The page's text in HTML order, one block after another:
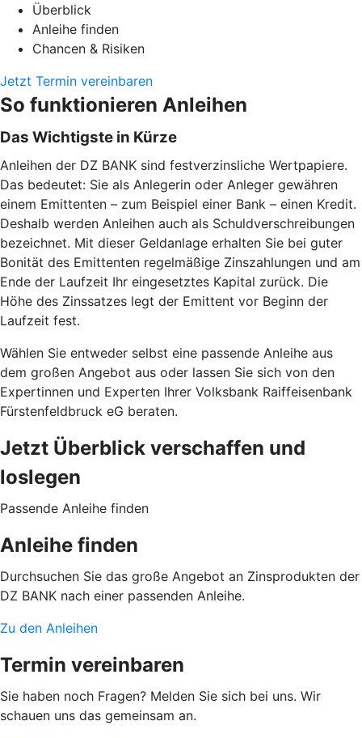
Überblick
Anleihe finden
Chancen & Risiken
Jetzt Termin vereinbaren
So funktionieren Anleihen
Das Wichtigste in Kürze
Anleihen der DZ BANK sind festverzinsliche Wertpapiere.
Das bedeutet: Sie als Anlegerin oder Anleger gewähren
einem Emittenten – zum Beispiel einer Bank – einen Kredit.
Deshalb werden Anleihen auch als Schuldverschreibungen
bezeichnet. Mit dieser Geldanlage erhalten Sie bei guter
Bonität des Emittenten regelmäßige Zinszahlungen und am
Ende der Laufzeit Ihr eingesetztes Kapital zurück. Die
Höhe des Zinssatzes legt der Emittent vor Beginn der
Laufzeit fest.
Wählen Sie entweder selbst eine passende Anleihe aus
dem großen Angebot aus oder lassen Sie sich von den
Expertinnen und Experten Ihrer Volksbank Raiffeisenbank
Fürstenfeldbruck eG beraten.
Jetzt Überblick verschaffen und
loslegen
Passende Anleihe finden
Anleihe finden
Durchsuchen Sie das große Angebot an Zinsprodukten der
DZ BANK nach einer passenden Anleihe.
Zu den Anleihen
Termin vereinbaren
Sie haben noch Fragen? Melden Sie sich bei uns. Wir
schauen uns das gemeinsam an.